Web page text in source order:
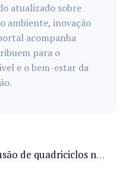
atualizado sobre
ambiente, inovação
acompanha
para o
e o bem-estar da
Câmara analisa inclusão de quadriciclos no Pronaf com regras sobre uso, cilindradas e tramitação legislativa